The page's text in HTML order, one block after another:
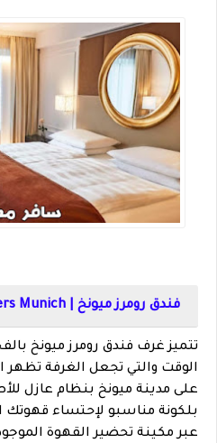
فندق رومرز ميونخ | Roomers Munich
تتميز غرف فندق رومرز ميونخ
الوقت والتي تجعل الغرفة تظهر
على مدينة ميونخ بنظام عازل
بلكونة مناسبو لإحتساء
عبر مكينة تحضير القهوة